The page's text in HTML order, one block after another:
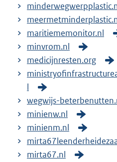
maritiememonitor.nl
minvrom.nl
medicijnresten.org
l
wegwijs-
minienw.nl
minienm.nl
mirta67.nl